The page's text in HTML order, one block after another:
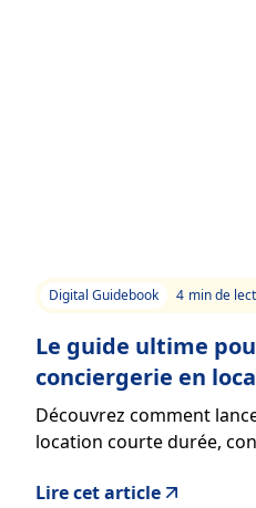
Digital Guidebook 4 min de
Le guide ultime
conciergerie en
Découvrez comment
location courte durée,
professionnelle.
Lire cet article